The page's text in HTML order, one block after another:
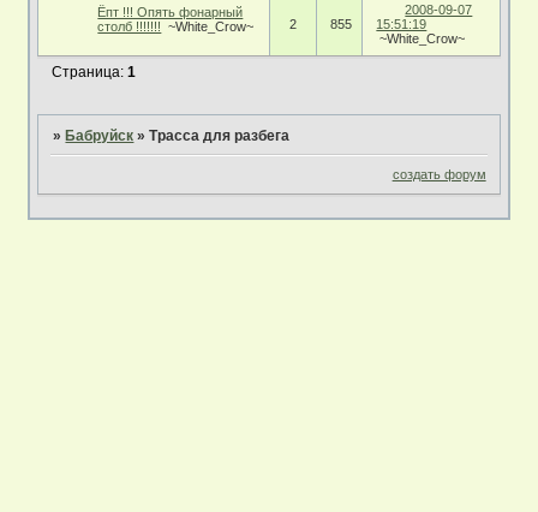
Ёпт !!! Опять фонарный
столб !!!!!!!
~White_Crow~ 2 855
2008-09-07
15:51:19
~White_Crow~
Страница:1
» Бабруйск »Трасса для разбега
создать форум